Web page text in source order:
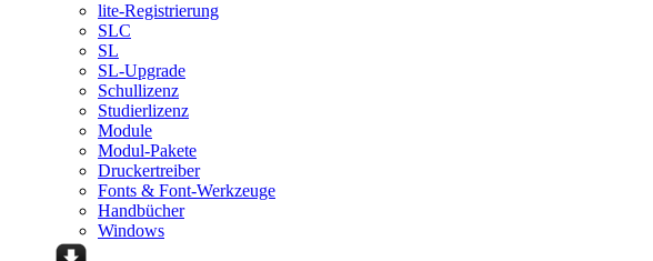
lite-Registrierung
SLC
SL
SL-Upgrade
Schullizenz
Studierlizenz
Module
Modul-Pakete
Druckertreiber
Fonts & Font-Werkzeuge
Handbücher
Windows